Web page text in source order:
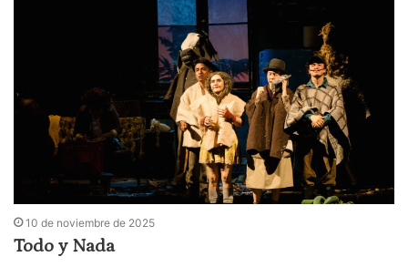
10 de noviembre de 2025
Todo y Nada